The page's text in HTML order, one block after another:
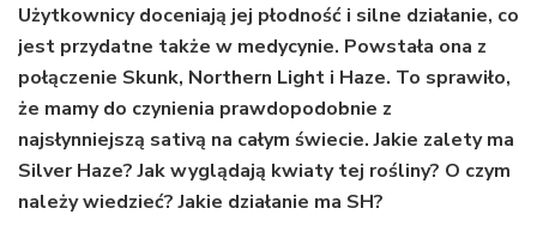
Użytkownicy doceniają jej płodność i silne działanie, co
jest przydatne także w medycynie. Powstała ona z
połączenie Skunk, Northern Light i Haze. To sprawiło,
że mamy do czynienia prawdopodobnie z
najsłynniejszą sativą na całym świecie. Jakie zalety ma
Silver Haze? Jak wyglądają kwiaty tej rośliny? O czym
należy wiedzieć? Jakie działanie ma SH?